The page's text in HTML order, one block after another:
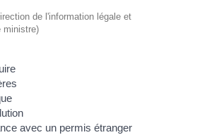
de l'information légale et
ministre)
avec un permis étranger